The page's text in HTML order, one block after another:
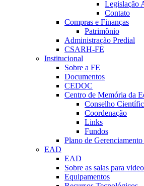
Legislação
Contato
Compras e Finanças
Patrimônio
Administração Predial
CSARH-FE
Institucional
Sobre a FE
Documentos
CEDOC
Centro de Memória da
Conselho
Coordenação
Links
Fundos
Plano de
EAD
EAD
Sobre as salas para
Equipamentos